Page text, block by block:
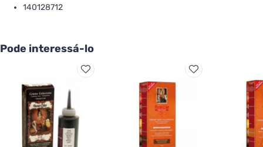
140128712
Pode interessá-lo